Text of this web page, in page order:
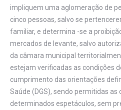
impliquem uma aglomeração de
cinco pessoas, salvo se
familiar, e determina -se a
mercados de levante, salvo
da câmara municipal
estejam verificadas as condições
cumprimento das orientações
Saúde (DGS), sendo permitidas as
determinados espetáculos, sem